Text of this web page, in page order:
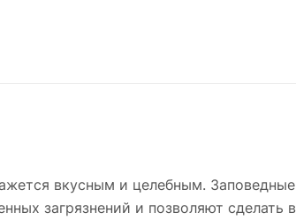
вкусным и целебным. Заповедные
загрязнений и позволяют